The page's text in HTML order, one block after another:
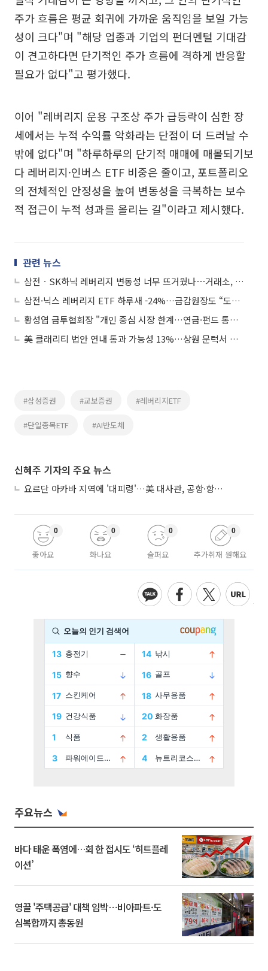
주가 흐름은 평균 회귀에 가까운 움직임을 보일 가능
성이 크다"며 "해당 업종과 기업의 펀더멘털 기대감
이 견고하다면 단기적인 주가 흐름에 격하게 반응할
필요가 없다"고 평가했다.
이어 "레버리지 운용 구조상 주가 급등락이 심한 장
세에서는 누적 수익률 악화라는 단점이 더 드러날 수
밖에 없다"며 "하루하루의 단기적 매매에 매몰되기보
다 레버리지·인버스 ETF 비중은 줄이고, 포트폴리오
의 전체적인 안정성을 높여 변동성을 극복하는 보수
적 접근이 누적 성과를 올리는 길"이라고 제시했다.
관련 뉴스
삼전ㆍSK하닉 레버리지 변동성 너무 뜨거웠나⋯거래소, 개별주식 위클리옵션 상장 연기
삼전·닉스 레버리지 ETF 하루새 -24%…금감원장도 “도입 후회”
황성엽 금투협회장 "개인 중심 시장 한계…연금·펀드 통한 간접투자 확대 필요"
美 클래리티 법안 연내 통과 가능성 13%…상원 문턱서 제동
#삼성증권 #교보증권 #레버리지ETF
#단일종목ETF #AI반도체
신혜주 기자의 주요 뉴스
요르단 아카바 지역에 '대피령'…美 대사관, 공항·항구 접근 금지 권고
좋아요
0
화나요
0
슬퍼요
0
추가취재 원해요
0
주요뉴스
바다 태운 폭염에…회 한 접시도 ‘히트플레
이션’
영끌 '주택공급' 대책 임박⋯비아파트·도
심복합까지 총동원